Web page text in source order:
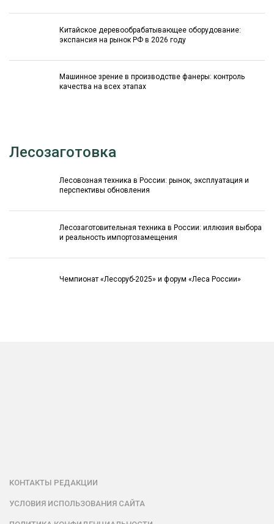
Китайское деревообрабатывающее оборудование:
экспансия на рынок РФ в 2026 году
Машинное зрение в производстве фанеры: контроль
качества на всех этапах
Лесозаготовка
Лесовозная техника в России: рынок, эксплуатация и
перспективы обновления
Лесозаготовительная техника в России: иллюзия выбора
и реальность импортозамещения
Чемпионат «Лесоруб-2025» и форум «Леса России»
КОНТАКТЫ РЕДАКЦИИ
УСЛОВИЯ ИСПОЛЬЗОВАНИЯ САЙТА